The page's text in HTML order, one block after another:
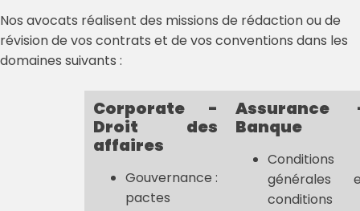
Nos avocats réalisent des missions de rédaction ou de
révision de vos contrats et de vos conventions dans les
domaines suivants :
Corporate -
Droit des
affaires
Gouvernance :
pactes
Assurance
Banque
Conditions
générales
conditions